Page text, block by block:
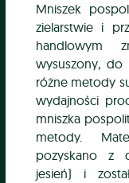
Mniszek
zielarstwie i
handlowym
wysuszony, do
różne metody
wydajności
mniszka
metody.
pozyskano z
jesień) i